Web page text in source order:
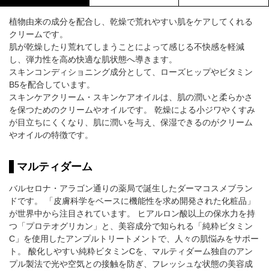
植物由来の成分を配合し、乾燥で荒れやすい肌をケアしてくれる
クリームです。
肌が乾燥したり荒れてしまうことによって感じる不快感を軽減
し、弾力性を高め快適な肌状態へ導きます。
スキンコンディショニング成分として、ローズヒップやビタミン
B5を配合しています。
スキンケアクリーム・スキンケアオイルは、肌の潤いと柔らかさ
を保つためのクリームやオイルです。 乾燥による小ジワやくすみ
が目立ちにくくなり、肌に潤いを与え、保湿できるのがクリーム
やオイルの特徴です。
マルティダーム
バルセロナ・アラゴン通りの薬局で誕生したダーマコスメブラン
ドです。 「皮膚科学をベースに機能性を求め開発された化粧品」
が世界中から注目されています。 ヒアルロン酸以上の保水力を持
つ「プロテオグリカン」と、美容成分で知られる「純粋ビタミン
C」を使用したアンプルトリートメントで、人々の肌悩みをサポー
ト。 酸化しやすい純粋ビタミンCを、マルティダーム独自のアン
プル製法で光や空気との接触を防ぎ、フレッシュな状態の美容成